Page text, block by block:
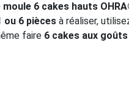
moule 6 cakes hauts OHRA
ou 6 pièces à réaliser,
faire 6 cakes aux